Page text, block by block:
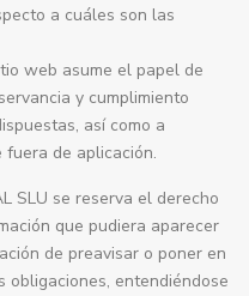
a cuáles son las
web asume el papel de
y cumplimiento
así como a
de aplicación.
SLU se reserva el derecho
que pudiera aparecer
de preavisar o poner en
obligaciones, entendiéndose